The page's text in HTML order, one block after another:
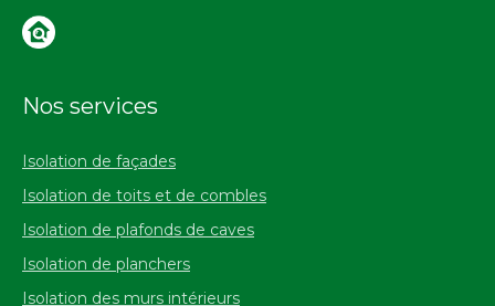
Nos services
Isolation de façades
Isolation de toits et de combles
Isolation de plafonds de caves
Isolation de planchers
Isolation des murs intérieurs